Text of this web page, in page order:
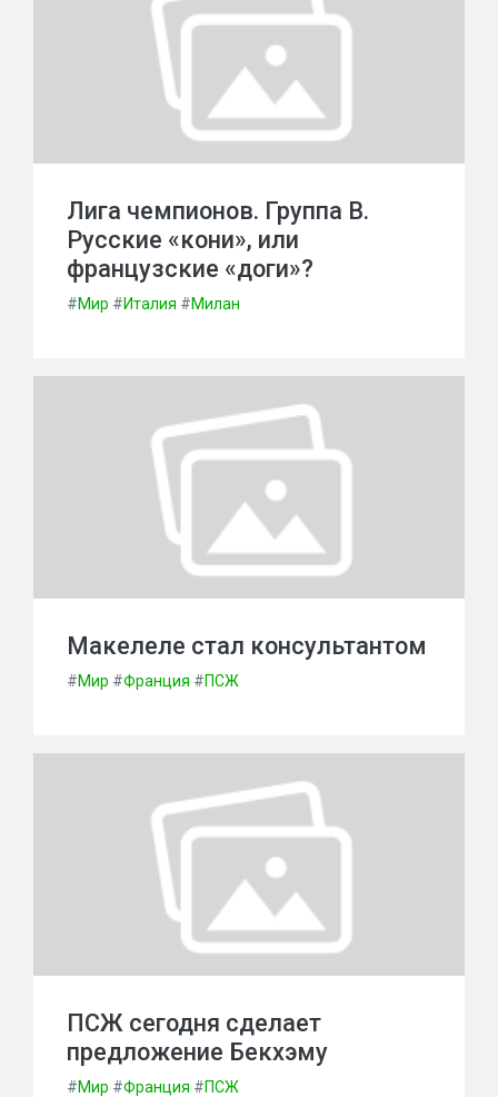
Лига чемпионов. Группа В.
Русские «кони», или
французские «доги»?
#Мир #Италия #Милан
Макелеле стал консультантом
#Мир #Франция #ПСЖ
ПСЖ сегодня сделает
предложение Бекхэму
#Мир #Франция #ПСЖ